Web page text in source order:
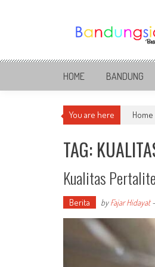
Bandung
Sisi Cantik Bandung
HOME BANDUNG
You are here Home
TAG:
Kualitas
Berita byFajar Hidayat-